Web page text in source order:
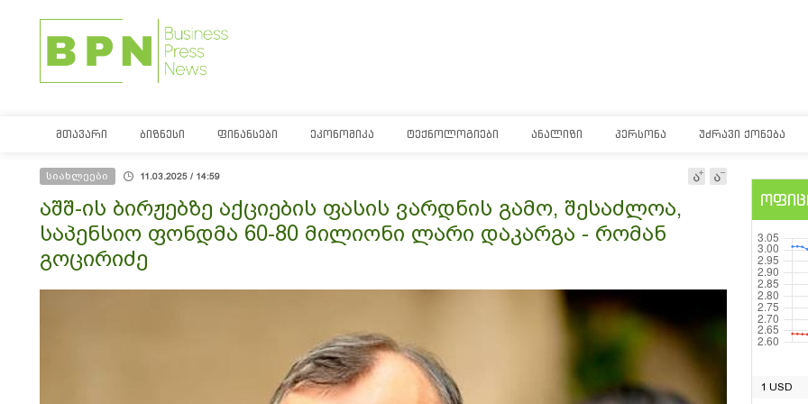
ᲛᲗᲐᲕᲐᲠᲘ ᲑᲘᲖᲜᲔᲡᲘ ᲤᲘᲜᲐᲜᲡᲔᲑᲘ ᲔᲙᲝᲜᲝᲛᲘᲙᲐ ᲢᲔᲥᲜᲝᲚᲝᲒᲘᲔᲑᲘ ᲐᲜᲐᲚᲘᲖᲘ ᲞᲔᲠᲡᲝᲜᲐ ᲣᲫᲠᲐᲕᲘ ᲥᲝᲜᲔᲑᲐ
სიახლეები 11.03.2025 / 14:59
აშშ-ის ბირჟებზე აქციების ფასის ვარდნის გამო, შესაძლოა,
საპენსიო ფონდმა 60-80 მილიონი ლარი დაკარგა - რომან
გოცირიძე
1 USD